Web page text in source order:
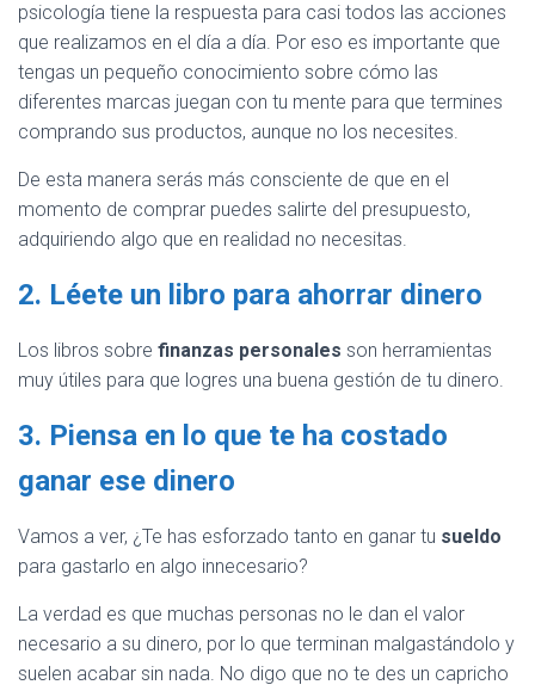
psicología tiene la respuesta para casi todos las acciones
que realizamos en el día a día. Por eso es importante que
tengas un pequeño conocimiento sobre cómo las
diferentes marcas juegan con tu mente para que termines
comprando sus productos, aunque no los necesites.
De esta manera serás más consciente de que en el
momento de comprar puedes salirte del presupuesto,
adquiriendo algo que en realidad no necesitas.
2. Léete un libro para ahorrar dinero
Los libros sobre finanzas personales son herramientas
muy útiles para que logres una buena gestión de tu dinero.
3. Piensa en lo que te ha costado
ganar ese dinero
Vamos a ver, ¿Te has esforzado tanto en ganar tu sueldo
para gastarlo en algo innecesario?
La verdad es que muchas personas no le dan el valor
necesario a su dinero, por lo que terminan malgastándolo y
suelen acabar sin nada. No digo que no te des un capricho